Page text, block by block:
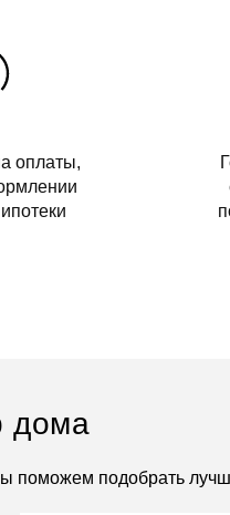
оплаты,
дома
поможем подобрать